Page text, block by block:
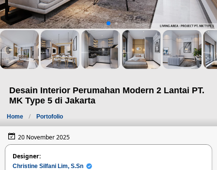
Desain Interior Perumahan Modern 2 Lantai PT.
MK Type 5 di Jakarta
Home Portofolio
20 November 2025
Designer:
Christine Silfani Lim, S.Sn